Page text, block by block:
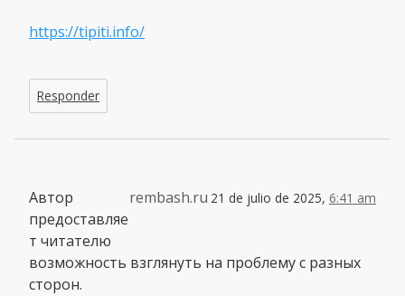
https://tipiti.info/
Responder
rembash.ru 21 de julio de 2025, 6:41 am
Автор
предоставляе
т читателю
возможность взглянуть на проблему с разных
сторон.